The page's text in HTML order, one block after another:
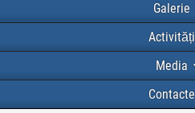
Galerie
Activități
Media
Contacte